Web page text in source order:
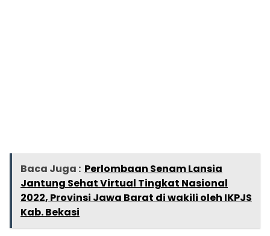
Baca Juga : Perlombaan Senam Lansia
Jantung Sehat Virtual Tingkat Nasional
2022, Provinsi Jawa Barat di wakili oleh IKPJS
Kab. Bekasi